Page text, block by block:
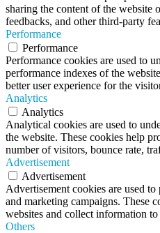
sharing the content of the website
feedbacks, and other third-party
Performance
Performance
Performance cookies are used to
performance indexes of the
better user experience for the
Analytics
Analytics
Analytical cookies are used to
the website. These cookies help
number of visitors, bounce rate,
Advertisement
Advertisement
Advertisement cookies are used
and marketing campaigns. These
websites and collect information
Others